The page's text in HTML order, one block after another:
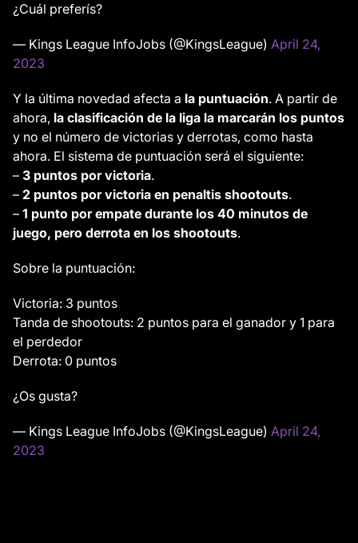
¿Cuál preferís?
— Kings League InfoJobs (@KingsLeague) April 24,
2023
Y la última novedad afecta a la puntuación. A partir de
ahora, la clasificación de la liga la marcarán los puntos
y no el número de victorias y derrotas, como hasta
ahora. El sistema de puntuación será el siguiente:
– 3 puntos por victoria.
– 2 puntos por victoria en penaltis shootouts.
– 1 punto por empate durante los 40 minutos de
juego, pero derrota en los shootouts.
Sobre la puntuación:
Victoria: 3 puntos
Tanda de shootouts: 2 puntos para el ganador y 1 para
el perdedor
Derrota: 0 puntos
¿Os gusta?
— Kings League InfoJobs (@KingsLeague) April 24,
2023